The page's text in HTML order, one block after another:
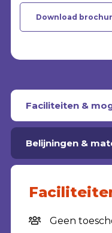
Download
Faciliteiten &
Belijningen &
Geen